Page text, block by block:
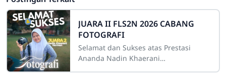
JUARA II FLS2N 2026 CABANG
FOTOGRAFI
Selamat dan Sukses atas Prestasi
Ananda Nadin Khaerani